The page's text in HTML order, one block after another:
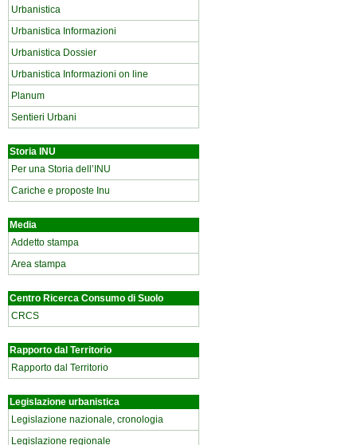
Urbanistica
Urbanistica Informazioni
Urbanistica Dossier
Urbanistica Informazioni on line
Planum
Sentieri Urbani
Storia INU
Per una Storia dell’INU
Cariche e proposte Inu
Media
Addetto stampa
Area stampa
Centro Ricerca Consumo di Suolo
CRCS
Rapporto dal Territorio
Rapporto dal Territorio
Legislazione urbanistica
Legislazione nazionale, cronologia
Legislazione regionale